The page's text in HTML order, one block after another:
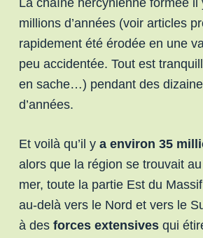
La chaîne hercynienne formée il
millions d’années (voir articles
rapidement été érodée en une
peu accidentée. Tout est
en sache…) pendant des
d’années.
Et voilà qu’il ya environ 35
alors que la région se trouvait
mer, toute la partie Est du
au-delà vers le Nord et vers le
à des forces extensivesqui